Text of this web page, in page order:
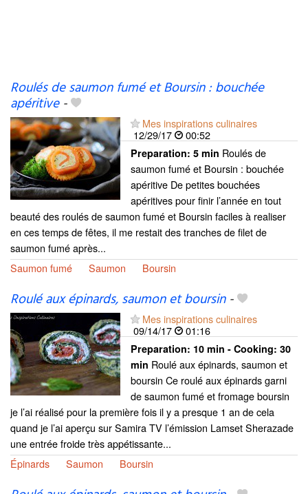
Roulés de saumon fumé et Boursin : bouchée
apéritive-
Mes inspirations culinaires
12/29/17
00:52
Preparation: 5 min Roulés de
saumon fumé et Boursin : bouchée
apéritive De petites bouchées
apéritives pour finir l’année en tout
beauté des roulés de saumon fumé et Boursin faciles à realiser
en ces temps de fêtes, il me restait des tranches de filet de
saumon fumé après...
Saumon fumé
Saumon Boursin
Roulé aux épinards, saumon et boursin-
Mes inspirations culinaires
09/14/17
01:16
Preparation: 10 min - Cooking: 30
min Roulé aux épinards, saumon et
boursin Ce roulé aux épinards garni
de saumon fumé et fromage boursin
je l’ai réalisé pour la première fois il y a presque 1 an de cela
quand je l’ai aperçu sur Samira TV l’émission Lamset Sherazade
une entrée froide très appétissante...
Épinards
Saumon Boursin